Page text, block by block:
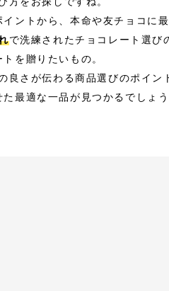
ントから、本命や友チョコに
で洗練されたチョコレート選び
を贈りたいもの。
良さが伝わる商品選びのポイン
最適な一品が見つかるでしょう